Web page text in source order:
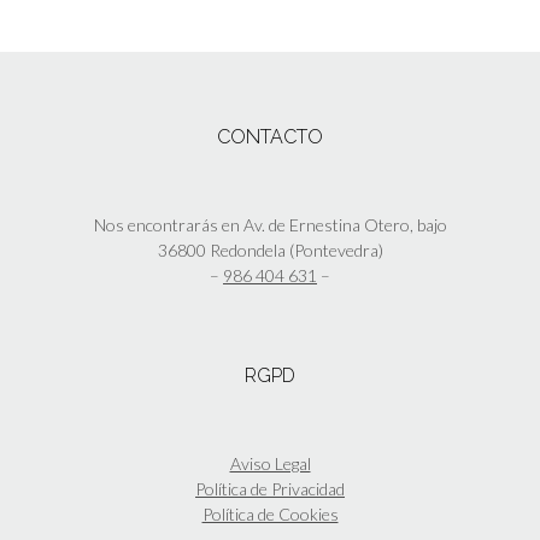
producto
opciones
elegir
en
la
CONTACTO
Nos encontrarás en Av. de Ernestina Otero, bajo
36800 Redondela (Pontevedra)
– 986 404 631 –
RGPD
Aviso Legal
Política de Privacidad
Política de Cookies